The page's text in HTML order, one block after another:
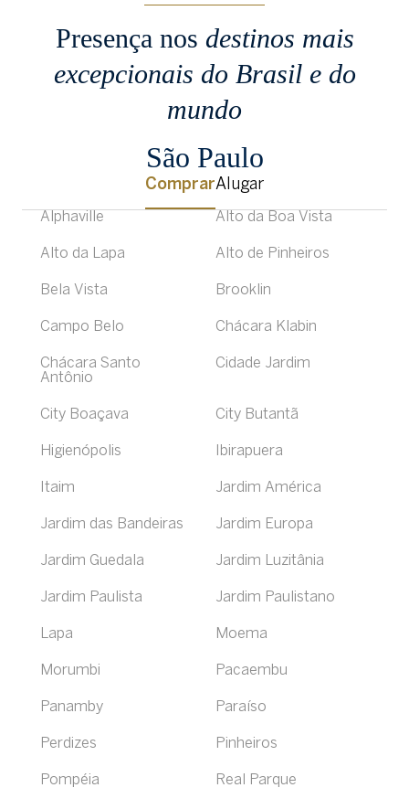
Presença nos destinos mais
excepcionais do Brasil e do
mundo
São Paulo
ComprarAlugar
Alphaville Alto da Boa Vista
Alto da Lapa Alto de Pinheiros
Bela Vista Brooklin
Campo Belo Chácara Klabin
Chácara Santo
Antônio
Cidade Jardim
City Boaçava City Butantã
Higienópolis Ibirapuera
Itaim Jardim América
Jardim das Bandeiras Jardim Europa
Jardim Guedala Jardim Luzitânia
Jardim Paulista Jardim Paulistano
Lapa Moema
Morumbi Pacaembu
Panamby Paraíso
Perdizes Pinheiros
Pompéia Real Parque